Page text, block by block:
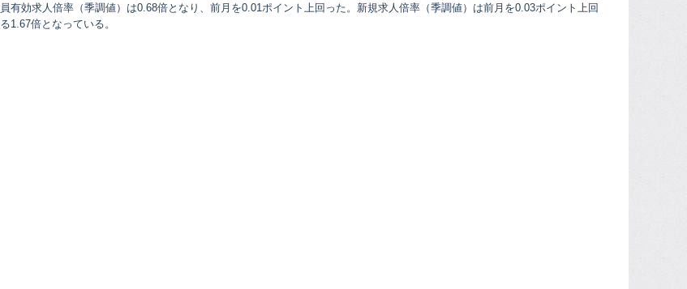
員有効求人倍率（季調値）は0.68倍となり、前月を0.01ポイント上回った。新規求人倍率（季調値）は前月を0.03ポイント上回
る1.67倍となっている。